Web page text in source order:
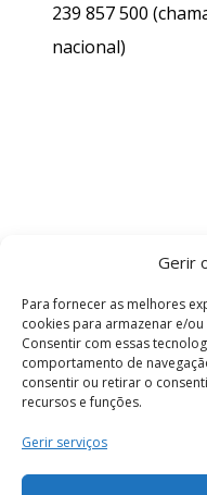
Gerir
Para fornecer as melhores
cookies para armazenar e/
Consentir com essas
comportamento de
consentir ou retirar o
recursos e funções.
Gerir serviços
239 857 500
nacional)
Termos e Condições